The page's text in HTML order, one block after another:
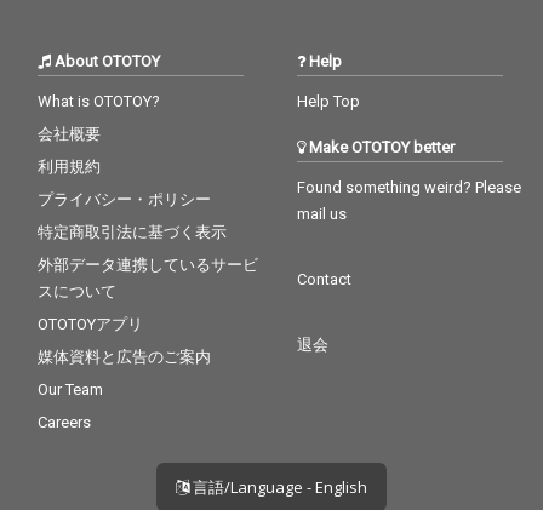
About OTOTOY
What is OTOTOY?
会社概要
利用規約
プライバシー・ポリシー
特定商取引法に基づく表示
外部データ連携しているサービ
スについて
OTOTOYアプリ
媒体資料と広告のご案内
Our Team
Careers
Help
Help Top
Make OTOTOY better
Found something weird? Please
mail us
Contact
退会
言語/Language - English